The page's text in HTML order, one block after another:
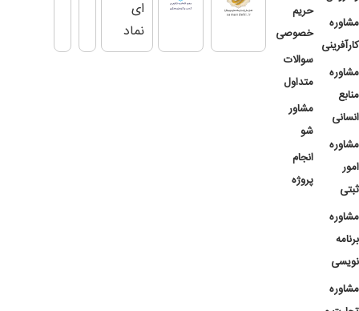
مشاوره
کارآفرینی
مشاوره
منابع
انسانی
مشاوره
امور
ثبتی
مشاوره
برنامه
نویسی
مشاوره
حریم
خصوصی
سوالات
متداول
مشاور
شو
انجام
پروژه